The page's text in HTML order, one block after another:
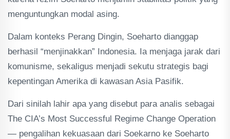
menguntungkan modal asing.
Dalam konteks Perang Dingin, Soeharto dianggap
berhasil “menjinakkan” Indonesia. Ia menjaga jarak dari
komunisme, sekaligus menjadi sekutu strategis bagi
kepentingan Amerika di kawasan Asia Pasifik.
Dari sinilah lahir apa yang disebut para analis sebagai
The CIA’s Most Successful Regime Change Operation
— pengalihan kekuasaan dari Soekarno ke Soeharto